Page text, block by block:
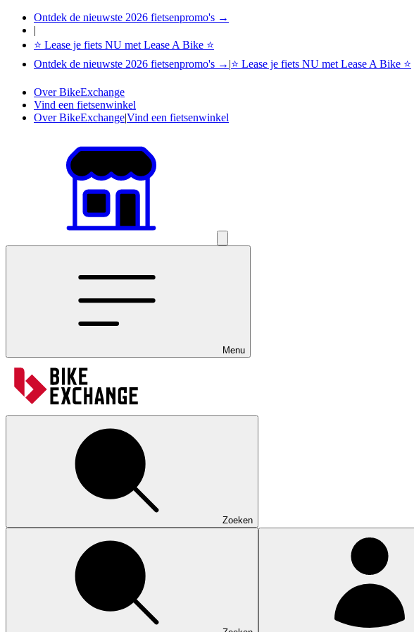
Ontdek de nieuwste 2026 fietsenpromo's →
|
⭐ Lease je fiets NU met Lease A Bike ⭐
Ontdek de nieuwste 2026 fietsenpromo's → |⭐ Lease je fiets NU met Lease A Bike ⭐
Over BikeExchange
Vind een fietsenwinkel
Over BikeExchange|Vind een fietsenwinkel
Menu
Zoeken